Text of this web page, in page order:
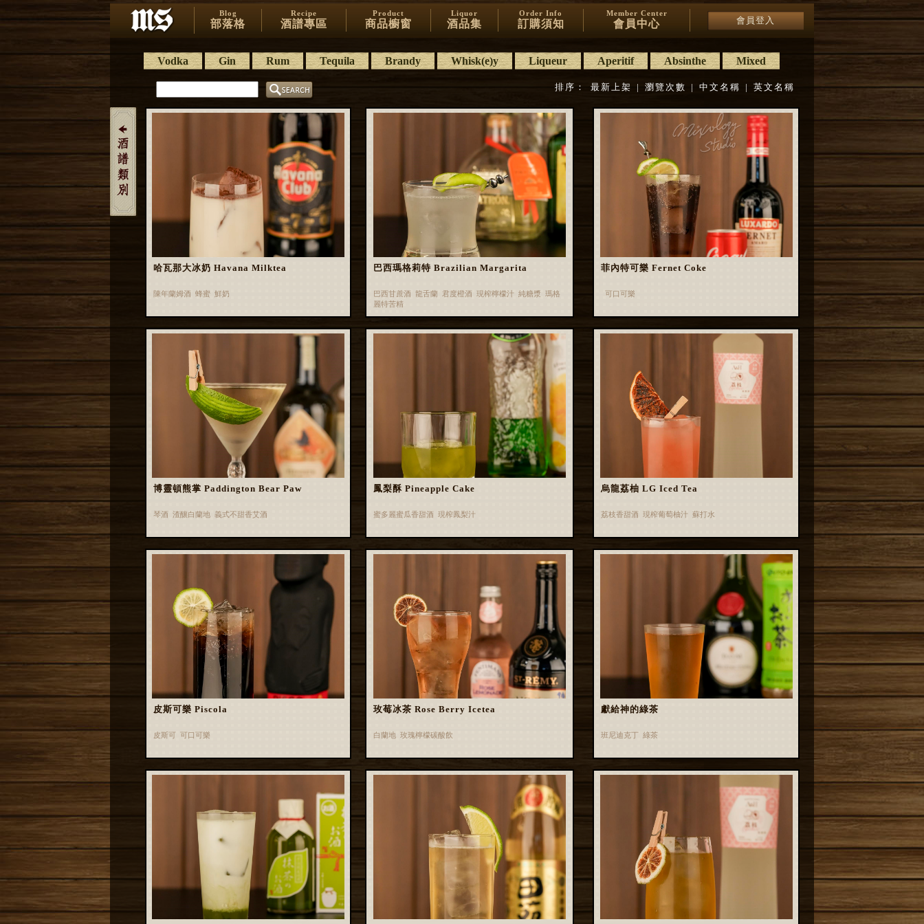
Blog
部落格
Recipe
酒譜專區
Product
商品櫥窗
Liquor
酒品集
Order Info
訂購須知
Member Center
會員中心 會員登入
Vodka Gin Rum Tequila Brandy Whisk(e)y Liqueur Aperitif Absinthe Mixed
排序： 最新上架 | 瀏覽次數 | 中文名稱 | 英文名稱
哈瓦那大冰奶 Havana Milktea
陳年蘭姆酒 蜂蜜 鮮奶
巴西瑪格莉特 Brazilian Margarita
巴西甘蔗酒 龍舌蘭 君度橙酒 現榨檸檬汁 純糖漿 瑪格
麗特苦精
菲內特可樂 Fernet Coke
可口可樂
博靈頓熊掌 Paddington Bear Paw
琴酒 渣釀白蘭地 義式不甜香艾酒
鳳梨酥 Pineapple Cake
蜜多麗蜜瓜香甜酒 現榨鳳梨汁
烏龍荔柚 LG Iced Tea
荔枝香甜酒 現榨葡萄柚汁 蘇打水
皮斯可樂 Piscola
皮斯可 可口可樂
玫莓冰茶 Rose Berry Icetea
白蘭地 玫瑰檸檬碳酸飲
獻給神的綠茶
班尼迪克丁 綠茶